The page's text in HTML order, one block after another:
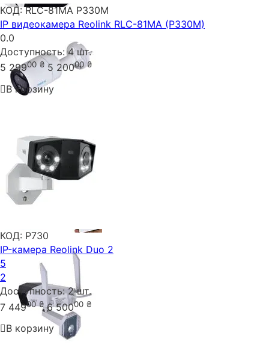
КОД: RLC-81MA P330M
IP видеокамера Reolink RLC-81MA (P330M)
0.0
Доступность: 4 шт.
5 29900 ₴ 5 20000 ₴
В корзину
КОД: P730
IP-камера Reolink Duo 2
5
2
Доступность: 2 шт.
7 44900 ₴ 6 50000 ₴
В корзину